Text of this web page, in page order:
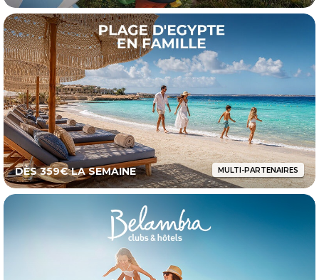
DÈS 359€ LA SEMAINE MULTI-PARTENAIRES